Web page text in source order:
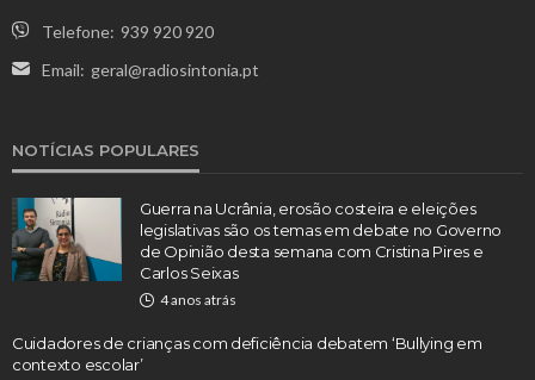
Telefone: 939 920 920
Email: geral@radiosintonia.pt
NOTÍCIAS POPULARES
Guerra na Ucrânia, erosão costeira e eleições
legislativas são os temas em debate no Governo
de Opinião desta semana com Cristina Pires e
Carlos Seixas
4 anos atrás
Cuidadores de crianças com deficiência debatem ‘Bullying em
contexto escolar’